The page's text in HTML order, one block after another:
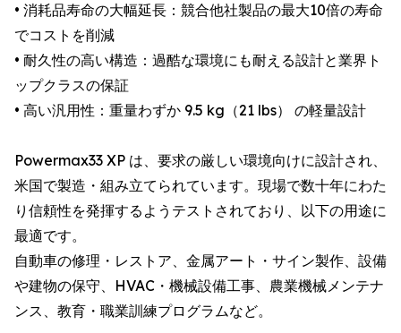
• 消耗品寿命の大幅延長：競合他社製品の最大10倍の寿命
でコストを削減
• 耐久性の高い構造：過酷な環境にも耐える設計と業界ト
ップクラスの保証
• 高い汎用性：重量わずか 9.5 kg（21 lbs） の軽量設計
Powermax33 XP は、要求の厳しい環境向けに設計され、
米国で製造・組み立てられています。現場で数十年にわた
り信頼性を発揮するようテストされており、以下の用途に
最適です。
自動車の修理・レストア、金属アート・サイン製作、設備
や建物の保守、HVAC・機械設備工事、農業機械メンテナ
ンス、教育・職業訓練プログラムなど。